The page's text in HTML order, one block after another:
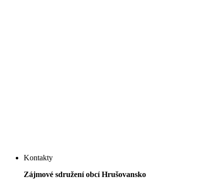
Kontakty
Zájmové sdružení obcí Hrušovansko